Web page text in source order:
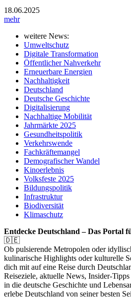
18.06.2025
mehr
weitere News:
Umweltschutz
Digitale Transformation
Öffentlicher Nahverkehr
Erneuerbare Energien
Nachhaltigkeit
Deutschland
Deutsche Geschichte
Digitalisierung
Nachhaltige Mobilität
Jahrmärkte 2025
Gesundheitspolitik
Verkehrswende
Fachkräftemangel
Demografischer Wandel
Kinoerlebnis
Volksfeste 2025
Bildungspolitik
Infrastruktur
Biodiversität
Klimaschutz
Entdecke Deutschland – Das Portal
🇩🇪
Ob pulsierende Metropolen oder
kulinarische Highlights oder kulturelle
dich mit auf eine Reise durch
Reiseziele, aktuelle News, Insider-
in die deutsche Geschichte und
erlebe Deutschland von seiner besten